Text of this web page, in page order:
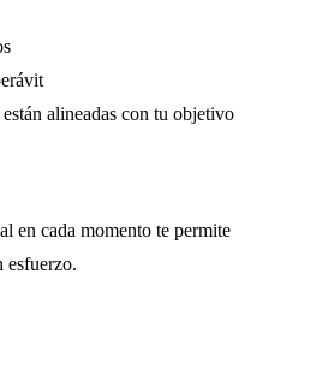
alineadas con tu objetivo
en cada momento te permite
esfuerzo.